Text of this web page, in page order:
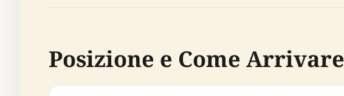
Posizione e Come Arrivare